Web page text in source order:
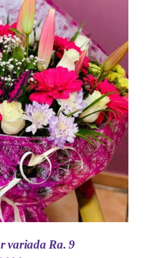
CARRITO
/
variada Ra. 9